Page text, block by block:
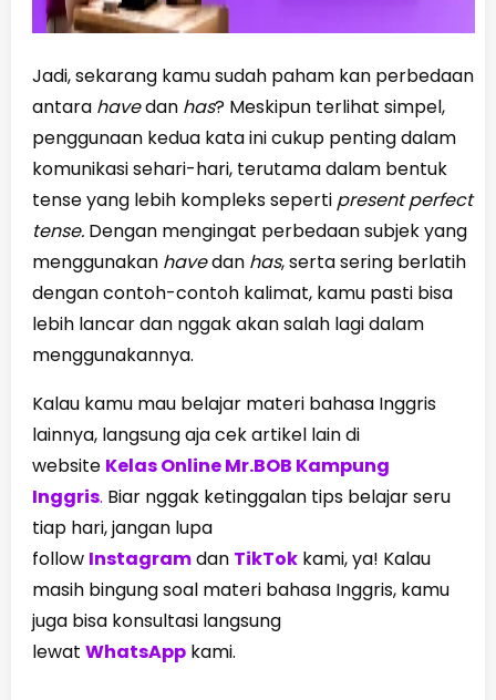
Jadi, sekarang kamu sudah paham kan perbedaan
antara havedanhas? Meskipun terlihat simpel,
penggunaan kedua kata ini cukup penting dalam
komunikasi sehari-hari, terutama dalam bentuk
tense yang lebih kompleks seperti present perfect
tense.Dengan mengingat perbedaan subjek yang
menggunakan havedan has, serta sering berlatih
dengan contoh-contoh kalimat, kamu pasti bisa
lebih lancar dan nggak akan salah lagi dalam
menggunakannya.
Kalau kamu mau belajar materi bahasa Inggris
lainnya, langsung aja cek artikel lain di
website Kelas Online Mr.BOB Kampung
Inggris. Biar nggak ketinggalan tips belajar seru
tiap hari, jangan lupa
follow Instagramdan TikTokkami, ya! Kalau
masih bingung soal materi bahasa Inggris, kamu
juga bisa konsultasi langsung
lewat WhatsAppkami.